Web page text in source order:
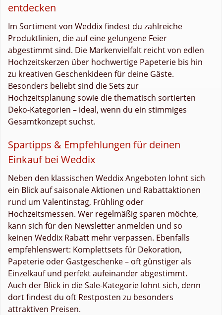
entdecken
Im Sortiment von Weddix findest du zahlreiche
Produktlinien, die auf eine gelungene Feier
abgestimmt sind. Die Markenvielfalt reicht von edlen
Hochzeitskerzen über hochwertige Papeterie bis hin
zu kreativen Geschenkideen für deine Gäste.
Besonders beliebt sind die Sets zur
Hochzeitsplanung sowie die thematisch sortierten
Deko-Kategorien – ideal, wenn du ein stimmiges
Gesamtkonzept suchst.
Spartipps & Empfehlungen für deinen
Einkauf bei Weddix
Neben den klassischen Weddix Angeboten lohnt sich
ein Blick auf saisonale Aktionen und Rabattaktionen
rund um Valentinstag, Frühling oder
Hochzeitsmessen. Wer regelmäßig sparen möchte,
kann sich für den Newsletter anmelden und so
keinen Weddix Rabatt mehr verpassen. Ebenfalls
empfehlenswert: Komplettsets für Dekoration,
Papeterie oder Gastgeschenke – oft günstiger als
Einzelkauf und perfekt aufeinander abgestimmt.
Auch der Blick in die Sale-Kategorie lohnt sich, denn
dort findest du oft Restposten zu besonders
attraktiven Preisen.